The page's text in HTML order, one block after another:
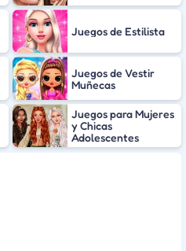
Juegos de Estilista
Juegos de Vestir
Muñecas
Juegos para Mujeres
y Chicas
Adolescentes